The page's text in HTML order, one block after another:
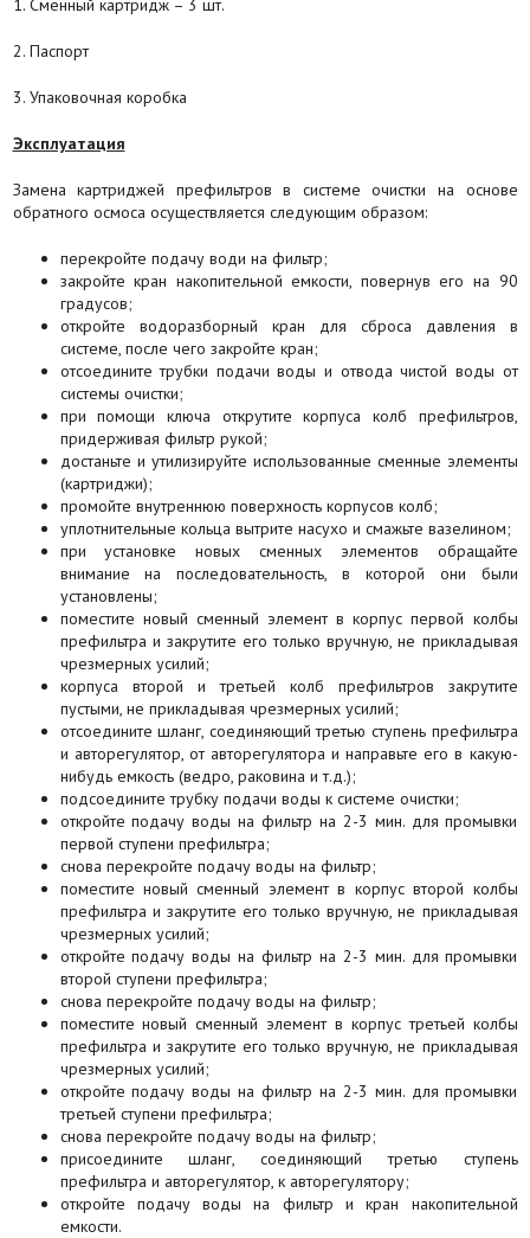
2. Паспорт
3. Упаковочная коробка
Эксплуатация
Замена картриджей префильтров в системе очистки на основе
обратного осмоса осуществляется следующим образом:
перекройте подачу води на фильтр;
закройте кран накопительной емкости, повернув его на 90
градусов;
откройте водоразборный кран для сброса давления в
системе, после чего закройте кран;
отсоедините трубки подачи воды и отвода чистой воды от
системы очистки;
при помощи ключа открутите корпуса колб префильтров,
придерживая фильтр рукой;
достаньте и утилизируйте использованные сменные элементы
(картриджи);
промойте внутреннюю поверхность корпусов колб;
уплотнительные кольца вытрите насухо и смажьте вазелином;
при установке новых сменных элементов обращайте
внимание на последовательность, в которой они были
установлены;
поместите новый сменный элемент в корпус первой колбы
префильтра и закрутите его только вручную, не прикладывая
чрезмерных усилий;
корпуса второй и третьей колб префильтров закрутите
пустыми, не прикладывая чрезмерных усилий;
отсоедините шланг, соединяющий третью ступень префильтра
и авторегулятор, от авторегулятора и направьте его в какую-
нибудь емкость (ведро, раковина и т.д.);
подсоедините трубку подачи воды к системе очистки;
откройте подачу воды на фильтр на 2-3 мин. для промывки
первой ступени префильтра;
снова перекройте подачу воды на фильтр;
поместите новый сменный элемент в корпус второй колбы
префильтра и закрутите его только вручную, не прикладывая
чрезмерных усилий;
откройте подачу воды на фильтр на 2-3 мин. для промывки
второй ступени префильтра;
снова перекройте подачу воды на фильтр;
поместите новый сменный элемент в корпус третьей колбы
префильтра и закрутите его только вручную, не прикладывая
чрезмерных усилий;
откройте подачу воды на фильтр на 2-3 мин. для промывки
третьей ступени префильтра;
снова перекройте подачу воды на фильтр;
присоедините шланг, соединяющий третью ступень
префильтра и авторегулятор, к авторегулятору;
откройте подачу воды на фильтр и кран накопительной
емкости.